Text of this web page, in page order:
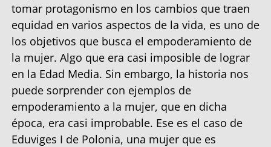
tomar protagonismo en los cambios que traen
equidad en varios aspectos de la vida, es uno de
los objetivos que busca el empoderamiento de
la mujer. Algo que era casi imposible de lograr
en la Edad Media. Sin embargo, la historia nos
puede sorprender con ejemplos de
empoderamiento a la mujer, que en dicha
época, era casi improbable. Ese es el caso de
Eduviges I de Polonia, una mujer que es